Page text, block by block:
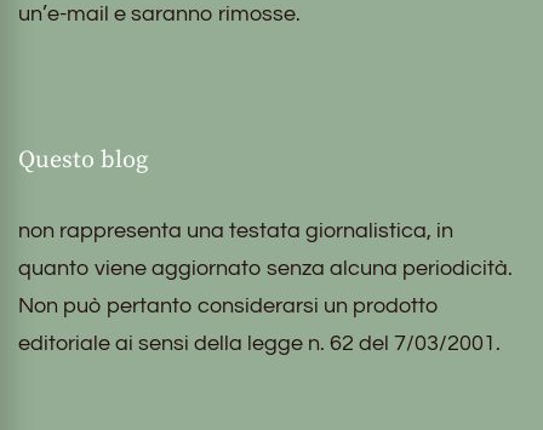
un’e-mail e saranno rimosse.
Questo blog
non rappresenta una testata giornalistica, in
quanto viene aggiornato senza alcuna periodicità.
Non può pertanto considerarsi un prodotto
editoriale ai sensi della legge n. 62 del 7/03/2001.